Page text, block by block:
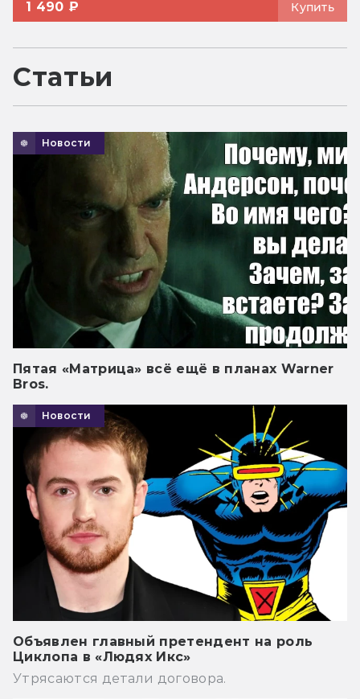
1 490 ₽ Купить
Статьи
Новости
Пятая «Матрица» всё ещё в планах Warner
Bros.
Новости
Объявлен главный претендент на роль
Циклопа в «Людях Икс»
Утрясаются детали договора.